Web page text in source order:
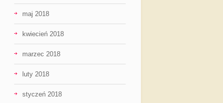
maj 2018
kwiecień 2018
marzec 2018
luty 2018
styczeń 2018